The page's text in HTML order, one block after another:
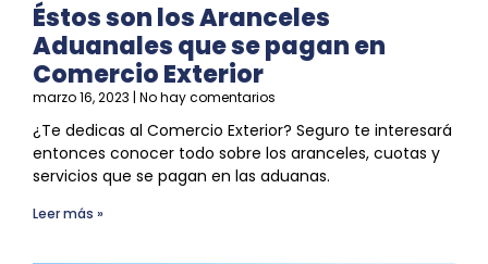
Éstos son los Aranceles
Aduanales que se pagan en
Comercio Exterior
marzo 16, 2023 No hay comentarios
¿Te dedicas al Comercio Exterior? Seguro te interesará
entonces conocer todo sobre los aranceles, cuotas y
servicios que se pagan en las aduanas.
Leer más »